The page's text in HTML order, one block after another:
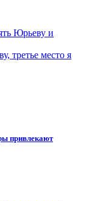
Юрьеву и
третье место я
привлекают